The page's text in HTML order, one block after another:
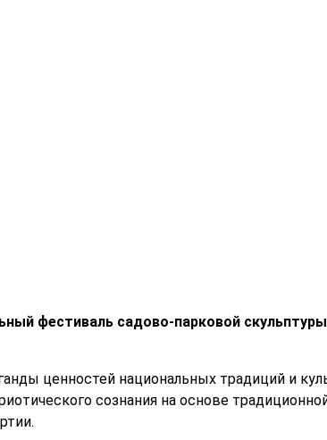
фестиваль садово-парковой скульптуры
ценностей национальных традиций и
сознания на основе